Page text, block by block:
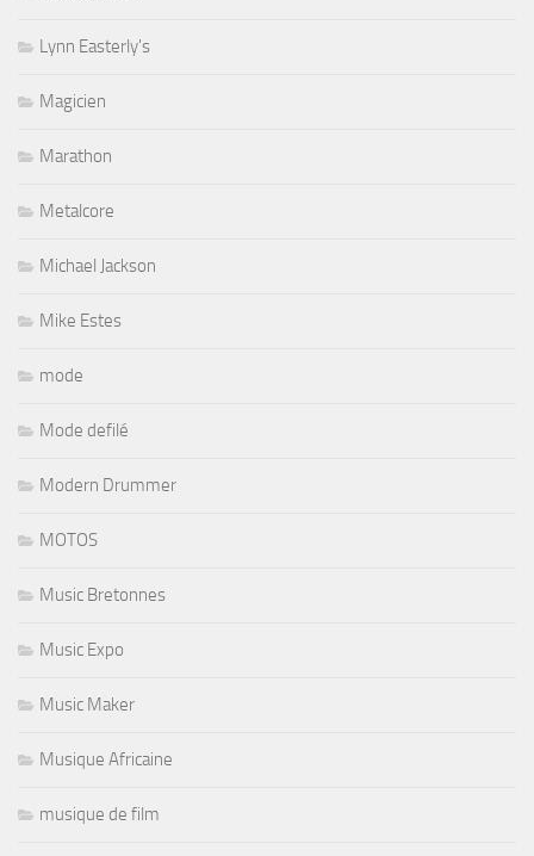
Lynn Easterly's
Magicien
Marathon
Metalcore
Michael Jackson
Mike Estes
mode
Mode defilé
Modern Drummer
MOTOS
Music Bretonnes
Music Expo
Music Maker
Musique Africaine
musique de film